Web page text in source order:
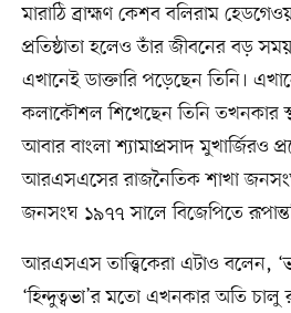
মারাঠি ব্রাহ্মণ কেশব বলিরাম
প্রতিষ্ঠাতা হলেও তাঁর জীবনের বড়
এখানেই ডাক্তারি পড়েছেন তিনি।
কলাকৌশল শিখেছেন তিনি তখনকার
আবার বাংলা শ্যামাপ্রসাদ মুখার্জিরও
আরএসএসের রাজনৈতিক শাখা
জনসংঘ ১৯৭৭ সালে বিজেপিতে
আরএসএস তাত্ত্বিকেরা এটাও বলেন,
‘হিন্দুত্বভা’র মতো এখনকার অতি